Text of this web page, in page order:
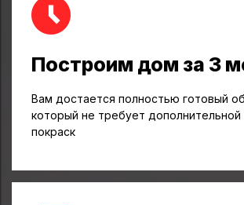
Построим дом за 3
Вам достается полностью готовый
который не требует дополнительной
покраск